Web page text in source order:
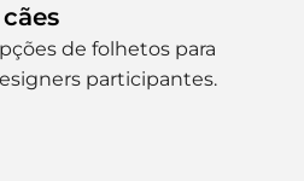
de folhetos para
participantes.